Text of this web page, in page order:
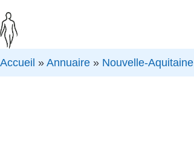
Accueil » Annuaire » Nouvelle-Aquitaine